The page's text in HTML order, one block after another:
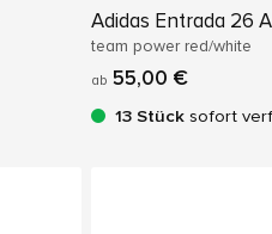
Adidas Entrada 26
team power red/white
ab 55,00 €
13 Stücksofort